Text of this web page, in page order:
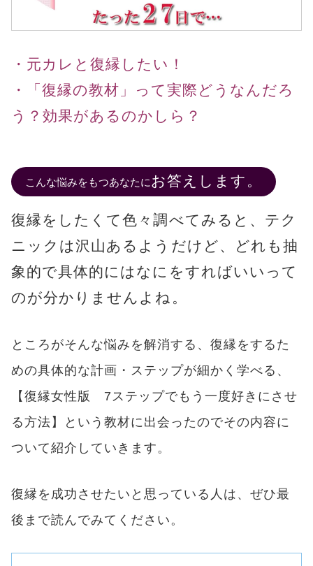
・元カレと復縁したい！
・「復縁の教材」って実際どうなんだろ
う？効果があるのかしら？
こんな悩みをもつあなたに お答えします。
復縁をしたくて色々調べてみると、テク
ニックは沢山あるようだけど、どれも抽
象的で具体的にはなにをすればいいって
のが分かりませんよね。
ところがそんな悩みを解消する、復縁をするた
めの具体的な計画・ステップが細かく学べる、
【復縁女性版 7ステップでもう一度好きにさせ
る方法】という教材に出会ったのでその内容に
ついて紹介していきます。
復縁を成功させたいと思っている人は、ぜひ最
後まで読んでみてください。